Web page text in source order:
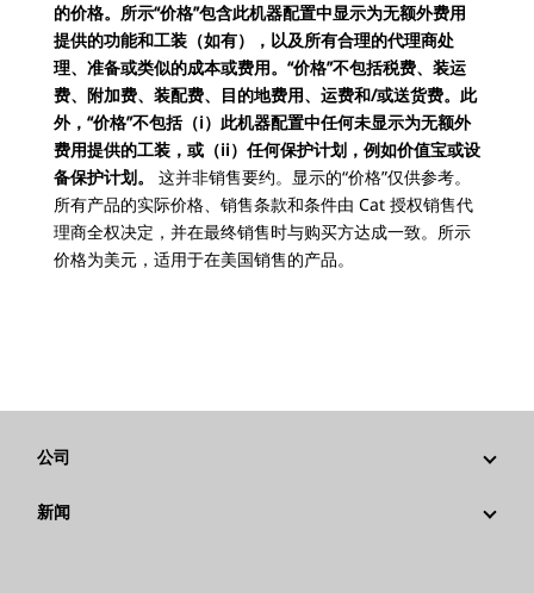
的价格。所示“价格”包含此机器配置中显示为无额外费用
提供的功能和工装（如有），以及所有合理的代理商处
理、准备或类似的成本或费用。“价格”不包括税费、装运
费、附加费、装配费、目的地费用、运费和/或送货费。此
外，“价格”不包括（i）此机器配置中任何未显示为无额外
费用提供的工装，或（ii）任何保护计划，例如价值宝或设
备保护计划。 这并非销售要约。显示的“价格”仅供参考。
所有产品的实际价格、销售条款和条件由 Cat 授权销售代
理商全权决定，并在最终销售时与购买方达成一致。所示
价格为美元，适用于在美国销售的产品。
公司
战略
新闻